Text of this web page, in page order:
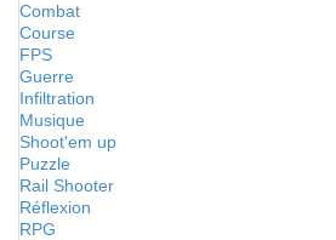
Combat
Course
FPS
Guerre
Infiltration
Musique
Shoot'em up
Puzzle
Rail Shooter
Réflexion
RPG